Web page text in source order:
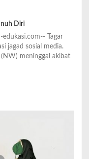
Diri
Tagar
jagad sosial media.
meninggal akibat